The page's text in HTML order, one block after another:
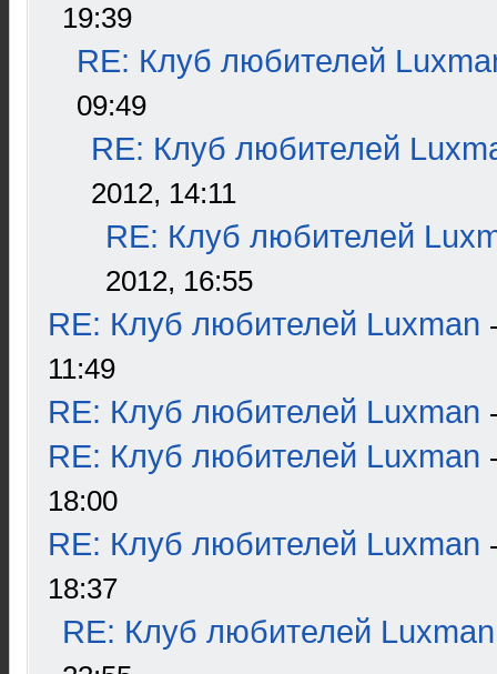
19:39
RE: Клуб любителей
09:49
RE: Клуб любителей
2012, 14:11
RE: Клуб любителей
2012, 16:55
RE: Клуб любителей Luxman
11:49
RE: Клуб любителей Luxman
RE: Клуб любителей Luxman
18:00
RE: Клуб любителей Luxman
18:37
RE: Клуб любителей Luxman